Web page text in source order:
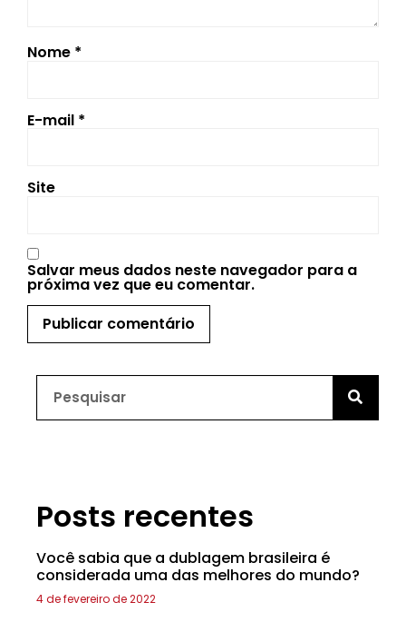
Nome *
E-mail *
Site
Salvar meus dados neste navegador para a
próxima vez que eu comentar.
Posts recentes
Você sabia que a dublagem brasileira é
considerada uma das melhores do mundo?
4 de fevereiro de 2022